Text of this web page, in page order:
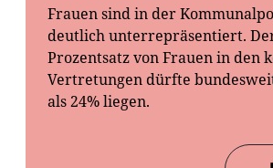
Frauen sind in der
deutlich unterrepräsentiert.
Prozentsatz von Frauen in den
Vertretungen dürfte
als 24% liegen.